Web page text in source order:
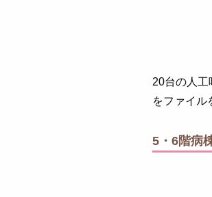
20台の人
をファイル
5・6階病